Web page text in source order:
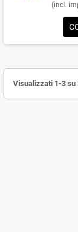
(incl.
Visualizzati 1-3 su